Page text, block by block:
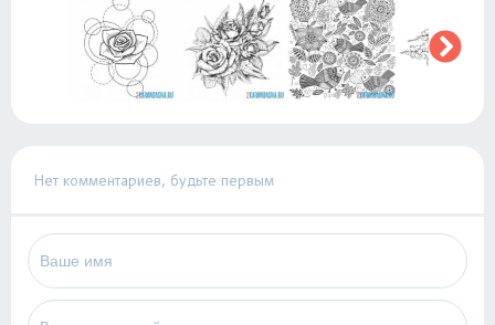
Нет комментариев, будьте первым